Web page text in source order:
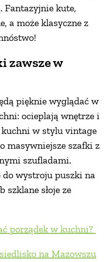
Fantazyjnie kute,
a może klasyczne z
zawsze w
pięknie wyglądać w
ocieplają wnętrze i
w stylu vintage
masywniejsze szafki z
szufladami.
do wystroju puszki na
słoje ze
porządek w kuchni?
na Mazowszu